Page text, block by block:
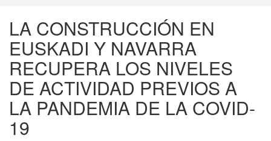
LA CONSTRUCCIÓN EN
EUSKADI Y NAVARRA
RECUPERA LOS NIVELES
DE ACTIVIDAD PREVIOS A
LA PANDEMIA DE LA COVID-
19